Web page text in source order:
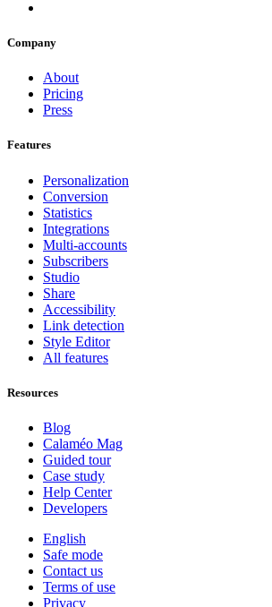
Company
About
Pricing
Press
Features
Personalization
Conversion
Statistics
Integrations
Multi-accounts
Subscribers
Studio
Share
Accessibility
Link detection
Style Editor
All features
Resources
Blog
Calaméo Mag
Guided tour
Case study
Help Center
Developers
English
Safe mode
Contact us
Terms of use
Privacy